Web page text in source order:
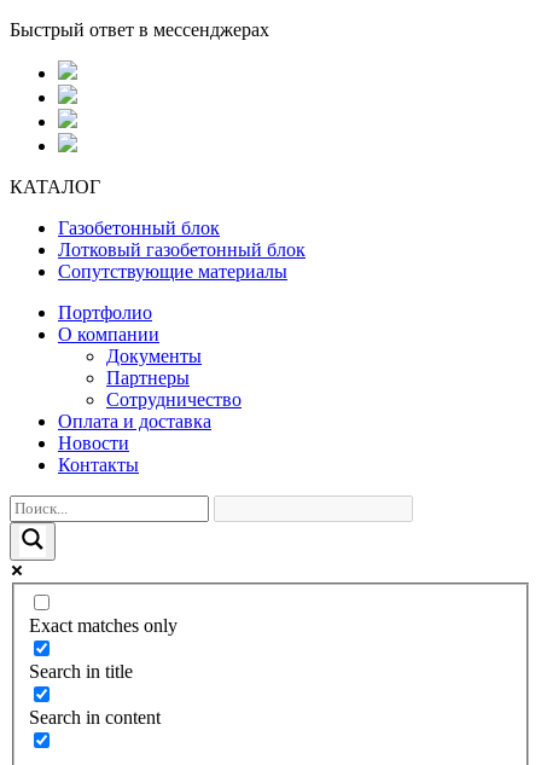
Быстрый ответ в мессенджерах
КАТАЛОГ
Газобетонный блок
Лотковый газобетонный блок
Сопутствующие материалы
Портфолио
О компании
Документы
Партнеры
Сотрудничество
Оплата и доставка
Новости
Контакты
Exact matches only
Search in title
Search in content